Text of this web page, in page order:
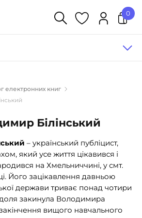
література (1015)
та посібники (527)
словники (55)
(1)
0
електронних книг
Білінський
– український публіцист,
який усе життя цікавився і
на Хмельниччині, у смт.
Його зацікавлення давньою
держави триває понад чотири
доля закинула Володимира
закінчення вищого навчального